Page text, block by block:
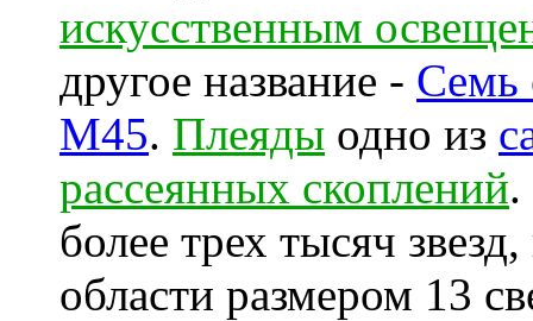
искусственным
другое название - Семь
M45. Плеяды одно из
рассеянных скоплений.
более трех тысяч
области размером 13